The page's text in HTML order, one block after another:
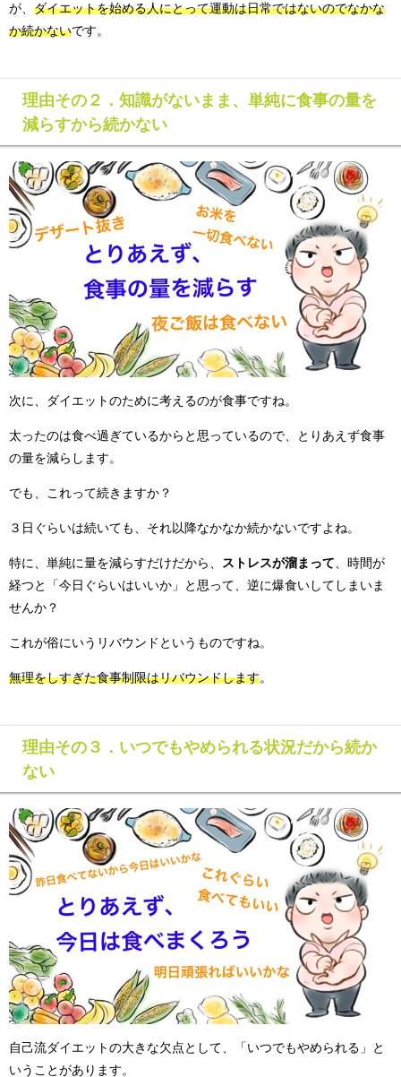
が、 ダイエットを始める人にとって運動は日常ではないのでなかな
か続かないです。
理由その２．知識がないまま、単純に食事の量を
減らすから続かない
次に、ダイエットのために考えるのが食事ですね。
太ったのは食べ過ぎているからと思っているので、とりあえず食事
の量を減らします。
でも、これって続きますか？
３日ぐらいは続いても、それ以降なかなか続かないですよね。
特に、単純に量を減らすだけだから、 ストレスが溜まって 、時間が
経つと「今日ぐらいはいいか」と思って、逆に爆食いしてしまいま
せんか？
これが俗にいうリバウンドというものですね。
無理をしすぎた食事制限はリバウンドします
理由その３．いつでもやめられる状況だから続か
ない
自己流ダイエットの大きな欠点として、「いつでもやめられる」と
いうことがあります。